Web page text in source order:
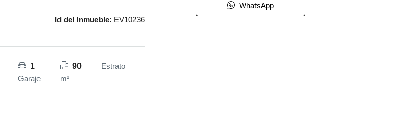
Id del Inmueble: EV10236
1
Garaje
90
m²
Estrato
WhatsApp